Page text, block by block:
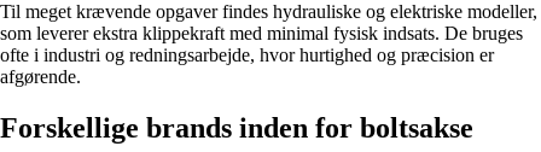
Til meget krævende opgaver findes hydrauliske og elektriske modeller,
som leverer ekstra klippekraft med minimal fysisk indsats. De bruges
ofte i industri og redningsarbejde, hvor hurtighed og præcision er
afgørende.
Forskellige brands inden for boltsakse